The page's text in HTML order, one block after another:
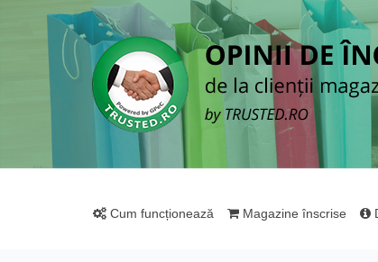
Cum funcționează Magazine înscrise